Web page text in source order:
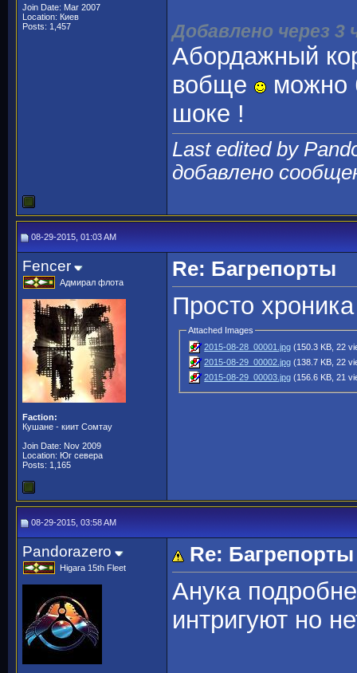
Join Date: Mar 2007
Location: Киев
Posts: 1,457
Добавлено через 3
Абордажный
вобще
можно
шоке !
Last edited by
добавлено
08-29-2015, 01:03 AM
Fencer
Адмирал флота
Faction:
Кушане - киит Сомтау
Join Date: Nov 2009
Location: Юг севера
Posts: 1,165
Re: Багрепорты
Просто
Attached Images
2015-08-28_00001.jpg (150.3 KB, 22
2015-08-29_00002.jpg (138.7 KB, 22
2015-08-29_00003.jpg (156.6 KB, 21
08-29-2015, 03:58 AM
Pandorazero
Higara 15th Fleet
Re: Багрепорты
Анука
интригуют но